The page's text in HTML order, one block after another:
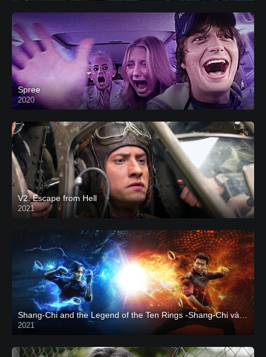
Spree
2020
V2. Escape from Hell
2021
2021
CAM